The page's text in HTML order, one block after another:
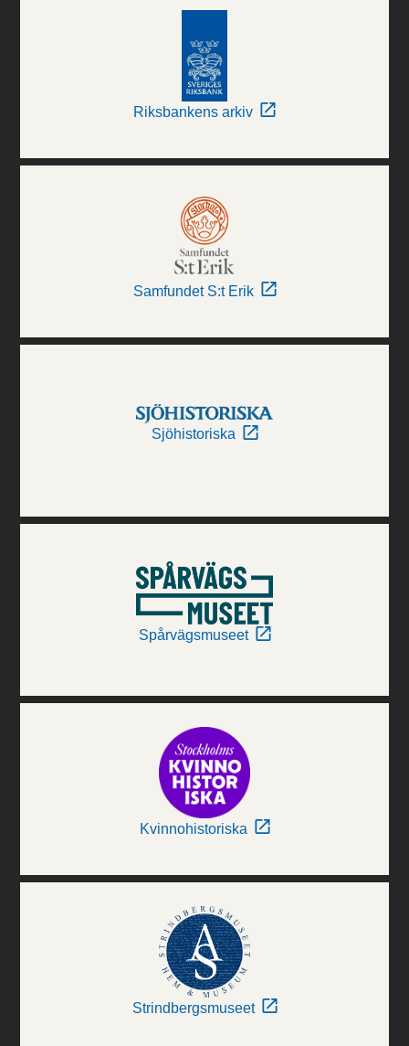
Riksbankens arkiv
Samfundet S:t Erik
Sjöhistoriska
Spårvägsmuseet
Kvinnohistoriska
Strindbergsmuseet